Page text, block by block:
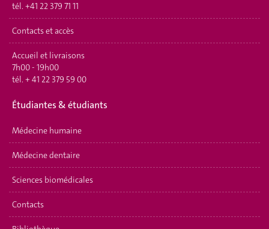
tél. +41 22 379 71 11
Contacts et accès
Accueil et livraisons
7h00 - 19h00
tél. + 41 22 379 59 00
Étudiantes & étudiants
Médecine humaine
Médecine dentaire
Sciences biomédicales
Contacts